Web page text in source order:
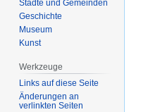
Städte und Gemeinden
Geschichte
Museum
Kunst
Werkzeuge
Links auf diese Seite
Änderungen an
verlinkten Seiten